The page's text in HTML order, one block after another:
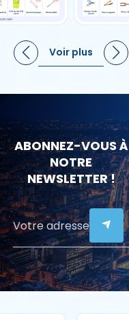
Voir plus
ABONNEZ-VOUS À
NOTRE
NEWSLETTER !